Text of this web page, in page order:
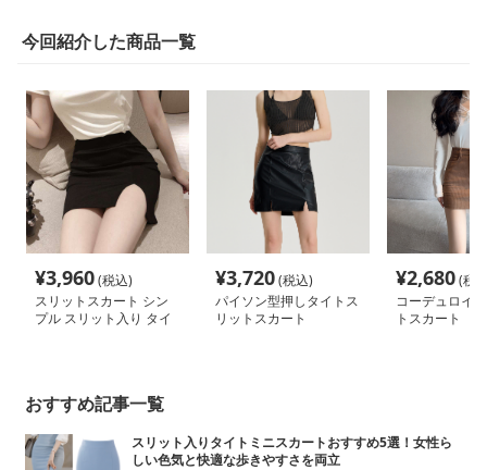
今回紹介した商品一覧
¥3,960(税込)
スリットスカート シン
プル スリット入り タイ
¥3,720(税込)
パイソン型押しタイトス
リットスカート
¥2,680(税
コーデュロイ
トスカート
おすすめ記事一覧
スリット入りタイトミニスカートおすすめ5選！女性ら
しい色気と快適な歩きやすさを両立